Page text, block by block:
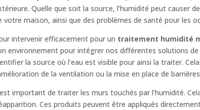
Quelle que soit la source, l’humidité peut causer
votre maison, ainsi que des problèmes de santé pour les
intervenir efficacement pour un traitement humidité
environnement pour intégrer nos différentes solutions
la source où l’eau est visible pour ainsi la traiter.
de la ventilation ou la mise en place de
important de traiter les murs touchés par l’humidité.
Ces produits peuvent être appliqués